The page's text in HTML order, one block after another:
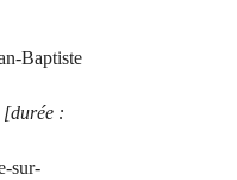
Baptiste
[durée :
sur-